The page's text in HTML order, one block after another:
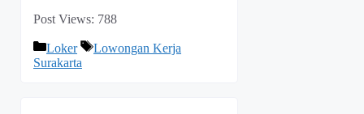
Post Views: 788
Kategori
Loker Tag
Lowongan Kerja
Surakarta